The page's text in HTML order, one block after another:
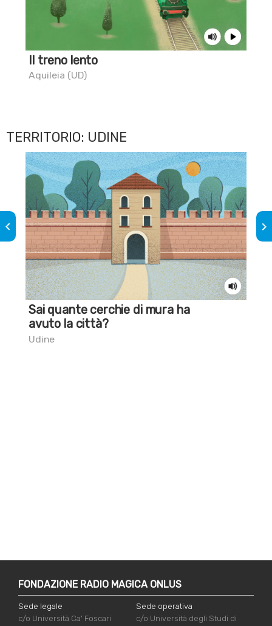
Il treno lento
Aquileia (UD)
TERRITORIO: UDINE
Sai quante cerchie di mura ha
avuto la città?
Udine
keyboard_arrow_left keyboard_arrow_right
FONDAZIONE RADIO MAGICA ONLUS
Sede legale
c/o Università Ca' Foscari
Sede operativa
c/o Università degli Studi di